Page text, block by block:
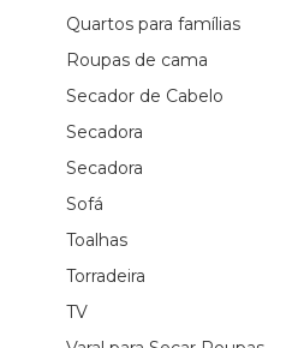
Quartos para famílias
Roupas de cama
Secador de Cabelo
Secadora
Secadora
Sofá
Toalhas
Torradeira
TV